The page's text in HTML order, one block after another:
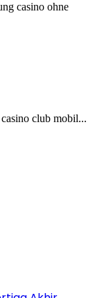
casino ohne
club mobil...